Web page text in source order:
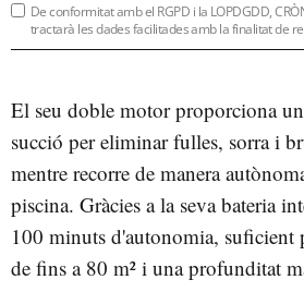
De conformitat amb el RGPD i la LOPDGDD,
tractarà les dades facilitades amb la finalitat de
El seu doble motor proporciona
succió per eliminar fulles, sorra i
mentre recorre de manera
piscina. Gràcies a la seva bateria
100 minuts d'autonomia, suficient
de fins a 80 m² i una profunditat